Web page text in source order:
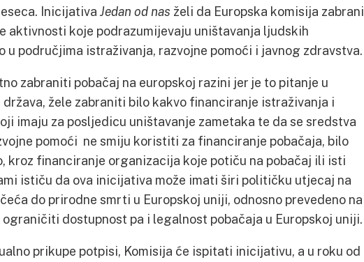
Inicijativa Jedan od nas želi da Europska komisija zabrani
aktivnosti koje podrazumijevaju uništavanja ljudskih
u područjima istraživanja, razvojne pomoći i javnog zdravstva.
zabraniti pobačaj na europskoj razini jer je to pitanje u
žele zabraniti bilo kakvo financiranje istraživanja i
imaju za posljedicu uništavanje zametaka te da se sredstva
pomoći ne smiju koristiti za financiranje pobačaja, bilo
kroz financiranje organizacija koje potiču na pobačaj ili isti
ističu da ova inicijativa može imati širi političku utjecaj na
do prirodne smrti u Europskoj uniji, odnosno prevedeno na
dostupnost pa i legalnost pobačaja u Europskoj uniji.
prikupe potpisi, Komisija će ispitati inicijativu, a u roku od